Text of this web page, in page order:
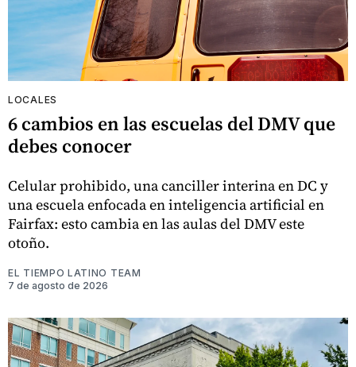
LOCALES
6 cambios en las escuelas del DMV que
debes conocer
Celular prohibido, una canciller interina en DC y
una escuela enfocada en inteligencia artificial en
Fairfax: esto cambia en las aulas del DMV este
otoño.
EL TIEMPO LATINO TEAM
7 de agosto de 2026